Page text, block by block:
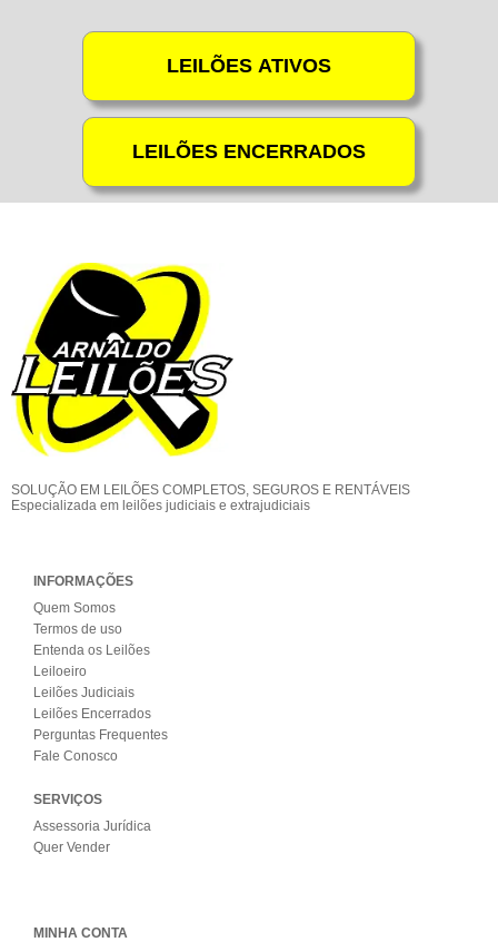
SOLUÇÃO EM LEILÕES COMPLETOS, SEGUROS E RENTÁVEIS
Especializada em leilões judiciais e extrajudiciais
INFORMAÇÕES
Quem Somos
Termos de uso
Entenda os Leilões
Leiloeiro
Leilões Judiciais
Leilões Encerrados
Perguntas Frequentes
Fale Conosco
SERVIÇOS
Assessoria Jurídica
Quer Vender
MINHA CONTA